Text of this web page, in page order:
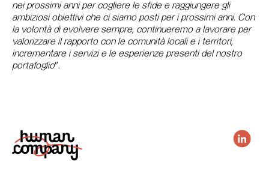
nei prossimi anni per cogliere le sfide e raggiungere gli
ambiziosi obiettivi che ci siamo posti per i prossimi anni. Con
la volontà di evolvere sempre, continueremo a lavorare per
valorizzare il rapporto con le comunità locali e i territori,
incrementare i servizi e le esperienze presenti del nostro
portafoglio”.